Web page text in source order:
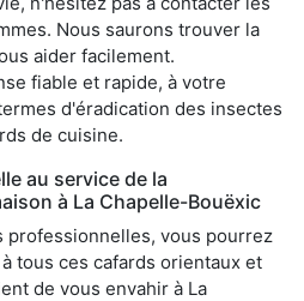
Nous saurons trouver la
aider facilement.
fiable et rapide, à votre
d'éradication des insectes
de cuisine.
au service de la
à La Chapelle-Bouëxic
professionnelles, vous pourrez
tous ces cafards orientaux et
de vous envahir à La